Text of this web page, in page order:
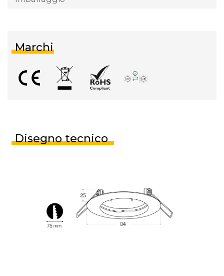
Marchi
Disegno tecnico